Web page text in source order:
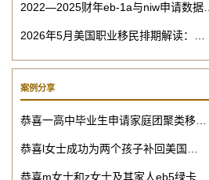
2022—2025财年eb-1a与niw申请数据…
2026年5月美国职业移民排期解读：…
案例分享
恭喜一高中毕业生申请家庭团聚类移…
恭喜l女士成功为两个孩子补回美国…
恭喜m女士和z女士及其家人eb5绿卡…